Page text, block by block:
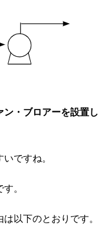
ン・ブロアーを設置し
ですね。
。
以下のとおりです。